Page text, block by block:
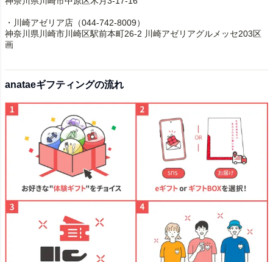
・川崎アゼリア店（044-742-8009）
神奈川県川崎市川崎区駅前本町26-2 川崎アゼリアグルメッセ203区
画
anataeギフティングの流れ